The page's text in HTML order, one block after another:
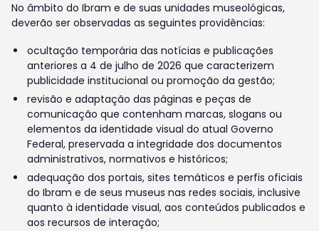
No âmbito do Ibram e de suas unidades museológicas,
deverão ser observadas as seguintes providências:
ocultação temporária das notícias e publicações
anteriores a 4 de julho de 2026 que caracterizem
publicidade institucional ou promoção da gestão;
revisão e adaptação das páginas e peças de
comunicação que contenham marcas, slogans ou
elementos da identidade visual do atual Governo
Federal, preservada a integridade dos documentos
administrativos, normativos e históricos;
adequação dos portais, sites temáticos e perfis oficiais
do Ibram e de seus museus nas redes sociais, inclusive
quanto à identidade visual, aos conteúdos publicados e
aos recursos de interação;